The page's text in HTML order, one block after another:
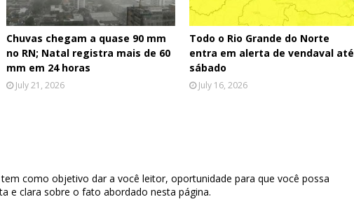
Chuvas chegam a quase 90 mm
no RN; Natal registra mais de 60
mm em 24 horas
July 21, 2026
Todo o Rio Grande do Norte
entra em alerta de vendaval até
sábado
July 16, 2026
como objetivo dar a você leitor, oportunidade para que você possa
e clara sobre o fato abordado nesta página.